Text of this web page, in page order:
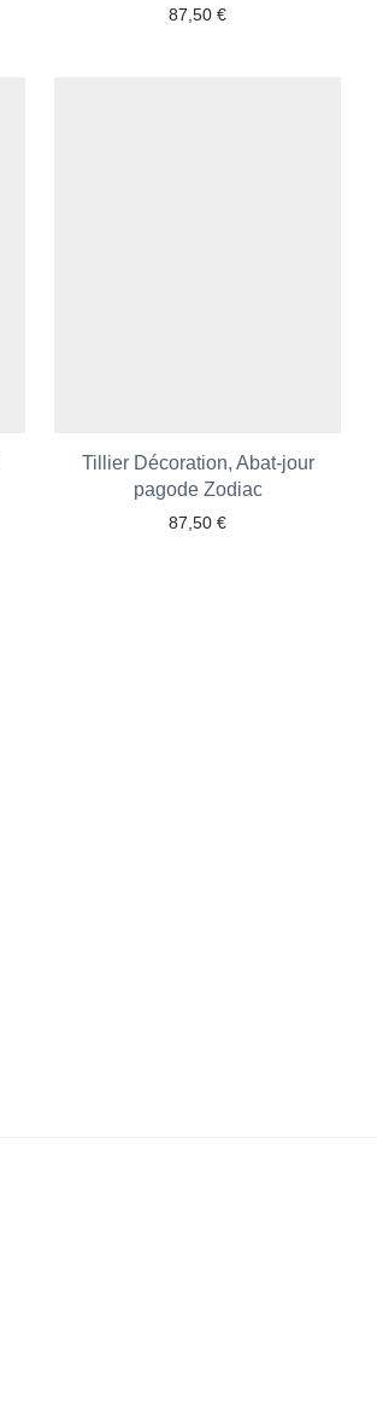
87,50€
Tillier Décoration, Abat-jour
pagode Zodiac
87,50€